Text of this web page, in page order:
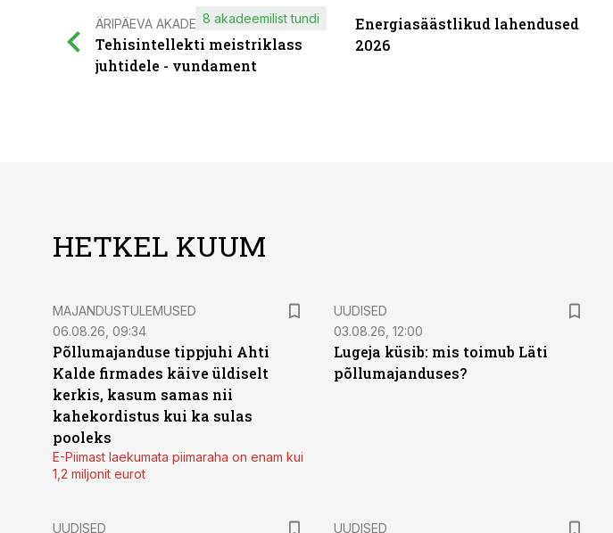
ÄRIPÄEVA AKADEEMIA
Tehisintellekti meistriklass
juhtidele - vundament
8 akadeemilist tundi
Energiasäästlikud lahendused
2026
HETKEL KUUM
MAJANDUSTULEMUSED
06.08.26, 09:34
Põllumajanduse tippjuhi Ahti
Kalde firmades käive üldiselt
kerkis, kasum samas nii
kahekordistus kui ka sulas
pooleks
E-Piimast laekumata piimaraha on enam kui
1,2 miljonit eurot
UUDISED
03.08.26, 12:00
Lugeja küsib: mis toimub Läti
põllumajanduses?
UUDISED UUDISED